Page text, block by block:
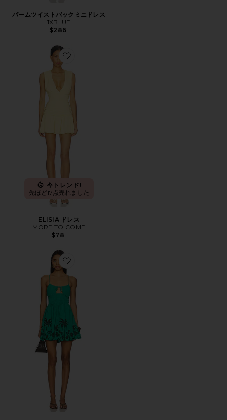
パームツイストバックミニドレス
1XBLUE
$286
Favorite ELISIA ドレス
今トレンド!
先ほど17点売れました
ELISIA ドレス
MORE TO COME
$78
Favorite TROPICAL GREEN PARFAIT ミニドレス